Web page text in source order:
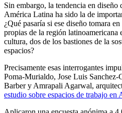
Sin embargo, la tendencia en diseño
América Latina ha sido la de
¿Qué pasaría si ese diseño tomara
propias de la región latinoamericana
cultura, dos de los bastiones de la
espacios?
Precisamente esas interrogantes
Poma-Murialdo, Jose Luis
Barber y Amrapali Agarwal,
estudio sobre espacios de trabajo en